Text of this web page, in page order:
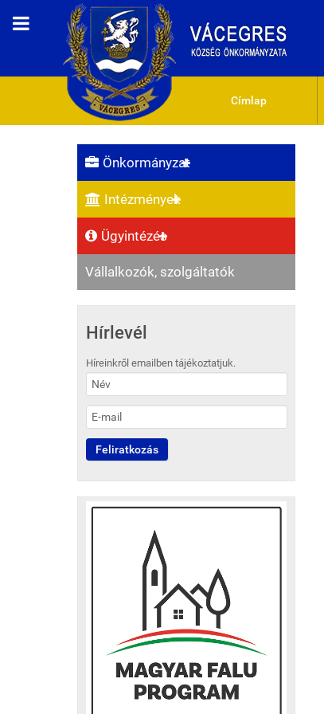
Címlap
Önkormányzat
Intézmények
Ügyintézés
Vállalkozók, szolgáltatók
Hírlevél
Híreinkről emailben tájékoztatjuk.